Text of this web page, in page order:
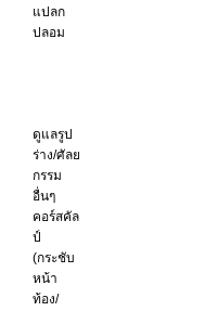
แปลก
ปลอม
ดูแลรูป
ร่าง/ศัลย
กรรม
อื่นๆ
คอร์สคัล
ป์
(กระชับ
หน้า
ท้อง/